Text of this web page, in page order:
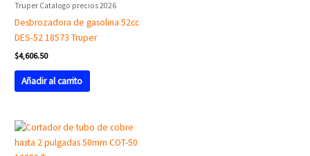
Truper Catalogo precios 2026
Desbrozadora de gasolina 52cc
DES-52 18573 Truper
$4,606.50
Añadir al carrito